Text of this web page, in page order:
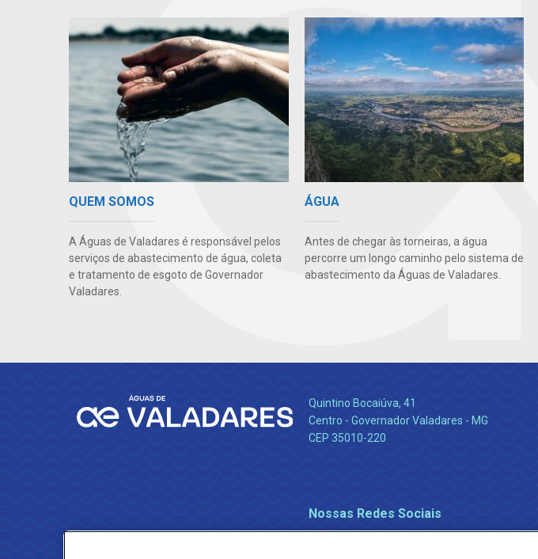
QUEM SOMOS
A Águas de Valadares é responsável pelos
serviços de abastecimento de água, coleta
e tratamento de esgoto de Governador
Valadares.
ÁGUA
Antes de chegar às torneiras, a água
percorre um longo caminho pelo sistema de
abastecimento da Águas de Valadares.
Quintino Bocaiúva, 41
Centro - Governador Valadares - MG
CEP 35010-220
Nossas Redes Sociais